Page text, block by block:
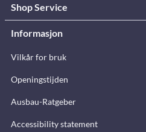
Shop Service
Informasjon
Vilkår for bruk
Openingstijden
Ausbau-Ratgeber
Accessibility statement